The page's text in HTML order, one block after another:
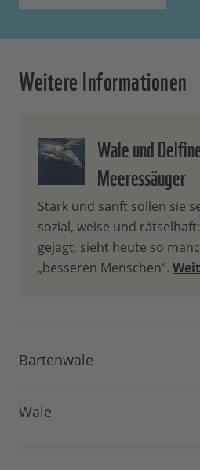
Weitere Informationen
Wale und
Meeressäuger
Stark und sanft sollen sie
sozial, weise und
gejagt, sieht heute so
„besseren Menschen“.
Bartenwale
Wale